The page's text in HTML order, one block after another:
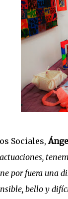
Sociales,
por fuera una
bello y